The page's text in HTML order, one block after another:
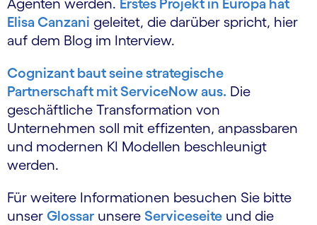
Agenten werden. Erstes Projekt in Europa hat
Elisa Canzani geleitet, die darüber spricht, hier
auf dem Blog im Interview.
Cognizant baut seine strategische
Partnerschaft mit ServiceNow aus. Die
geschäftliche Transformation von
Unternehmen soll mit effizenten, anpassbaren
und modernen KI Modellen beschleunigt
werden.
Für weitere Informationen besuchen Sie bitte
unser Glossar unsere Serviceseite und die